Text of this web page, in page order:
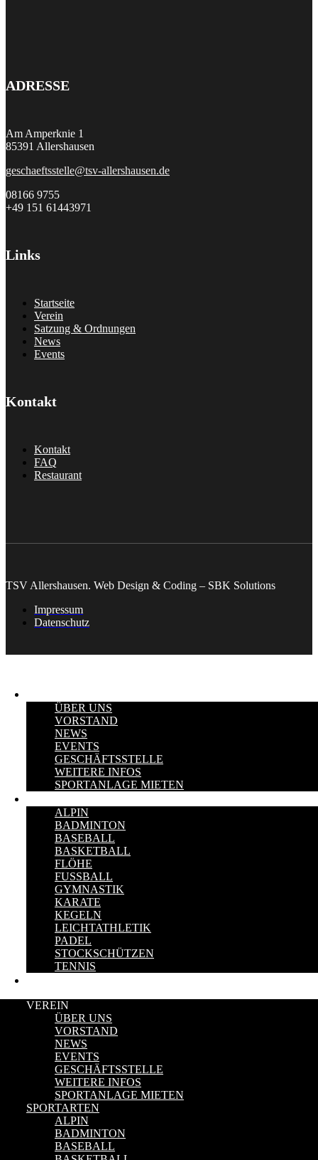
ADRESSE
Am Amperknie 1
85391 Allershausen
geschaeftsstelle@tsv-allershausen.de
08166 9755
+49 151 61443971
Links
Startseite
Verein
Satzung & Ordnungen
News
Events
Kontakt
Kontakt
FAQ
Restaurant
TSV Allershausen. Web Design & Coding – SBK Solutions
Impressum
Datenschutz
ÜBER UNS
VORSTAND
NEWS
EVENTS
GESCHÄFTSSTELLE
WEITERE INFOS
SPORTANLAGE MIETEN
ALPIN
BADMINTON
BASEBALL
BASKETBALL
FLÖHE
FUSSBALL
GYMNASTIK
KARATE
KEGELN
LEICHTATHLETIK
PADEL
STOCKSCHÜTZEN
TENNIS
VEREIN
ÜBER UNS
VORSTAND
NEWS
EVENTS
GESCHÄFTSSTELLE
WEITERE INFOS
SPORTANLAGE MIETEN
SPORTARTEN
ALPIN
BADMINTON
BASEBALL